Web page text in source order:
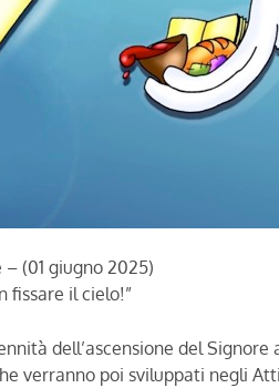
(01 giugno 2025)
fissare il cielo!”
dell’ascensione del
verranno poi sviluppati negli